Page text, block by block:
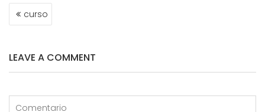
NAVEGACIÓN
DEcurso
LEAVE A COMMENT